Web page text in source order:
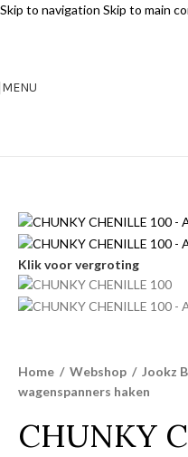
Skip to navigation Skip to main
MENU
Klik voor vergroting
Home / Webshop / Jookz
wagenspanners haken
CHUNKY